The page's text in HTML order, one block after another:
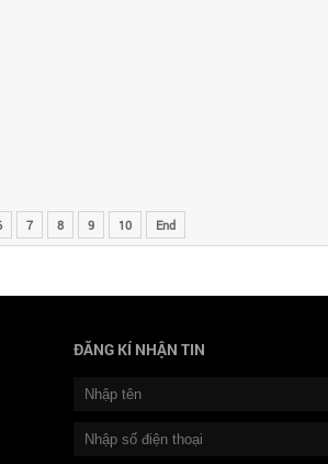
7 8 9 10 End
ĐĂNG KÍ NHẬN TIN